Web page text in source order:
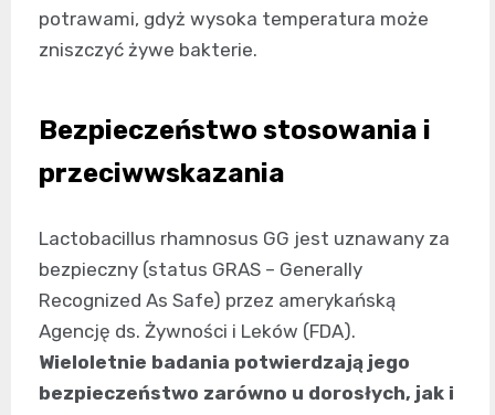
potrawami, gdyż wysoka temperatura może
zniszczyć żywe bakterie.
Bezpieczeństwo stosowania i
przeciwwskazania
Lactobacillus rhamnosus GG jest uznawany za
bezpieczny (status GRAS – Generally
Recognized As Safe) przez amerykańską
Agencję ds. Żywności i Leków (FDA).
Wieloletnie badania potwierdzają jego
bezpieczeństwo zarówno u dorosłych, jak i